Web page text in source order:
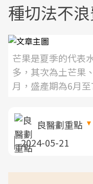
種切法不
芒果是夏季的代表
多，其次為土芒果
月，盛產期為6月至
良醫劃重點
2024-05-21